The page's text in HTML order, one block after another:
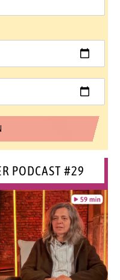
PODCAST #29